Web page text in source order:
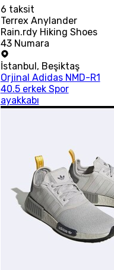
6 taksit
Terrex Anylander
Rain.rdy Hiking Shoes
43 Numara
İstanbul , Beşiktaş
Orjinal Adidas NMD-R1
40.5 erkek Spor
ayakkabı